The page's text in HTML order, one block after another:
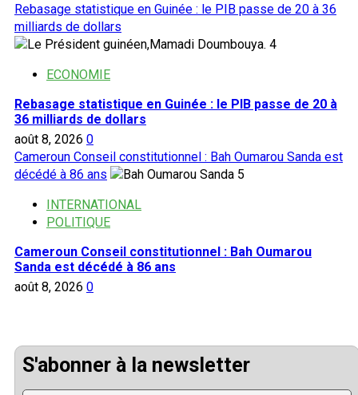
Rebasage statistique en Guinée : le PIB passe de 20 à 36
milliards de dollars
4
ECONOMIE
Rebasage statistique en Guinée : le PIB passe de 20 à
36 milliards de dollars
août 8, 2026 0
Cameroun Conseil constitutionnel : Bah Oumarou Sanda est
décédé à 86 ans
5
INTERNATIONAL
POLITIQUE
Cameroun Conseil constitutionnel : Bah Oumarou
Sanda est décédé à 86 ans
août 8, 2026 0
S'abonner à la newsletter